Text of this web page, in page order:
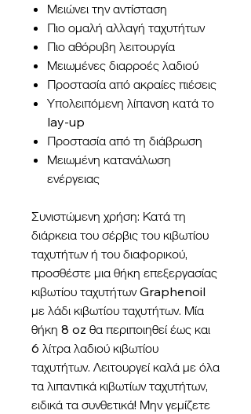
Μειώνει την αντίσταση
Πιο ομαλή αλλαγή ταχυτήτων
Πιο αθόρυβη λειτουργία
Μειωμένες διαρροές λαδιού
Προστασία από ακραίες πιέσεις
Υπολειπόμενη λίπανση κατά το
lay-up
Προστασία από τη διάβρωση
Μειωμένη κατανάλωση
ενέργειας
Συνιστώμενη χρήση: Κατά τη
διάρκεια του σέρβις του κιβωτίου
ταχυτήτων ή του διαφορικού,
προσθέστε μια θήκη επεξεργασίας
κιβωτίου ταχυτήτων Graphenoil
με λάδι κιβωτίου ταχυτήτων. Μία
θήκη 8 oz θα περιποιηθεί έως και
6 λίτρα λαδιού κιβωτίου
ταχυτήτων. Λειτουργεί καλά με όλα
τα λιπαντικά κιβωτίων ταχυτήτων,
ειδικά τα συνθετικά! Μην γεμίζετε